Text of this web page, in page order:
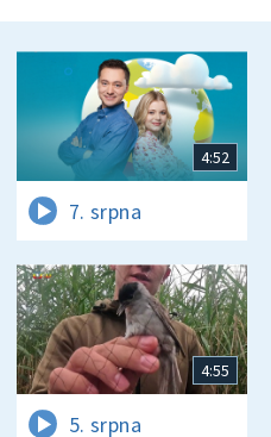
4:52
7. srpna
4:55
5. srpna